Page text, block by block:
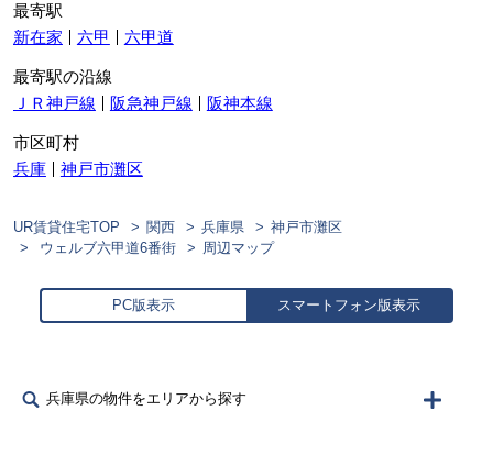
最寄駅
新在家
六甲 六甲道
最寄駅の沿線
ＪＲ神戸線
阪急神戸線 阪神本線
市区町村
兵庫
神戸市灘区
UR賃貸住宅TOP 関西 兵庫県
神戸市灘区
ウェルブ六甲道6番街
周辺マップ
PC版表示 スマートフォン版表示
兵庫県の物件をエリアから探す